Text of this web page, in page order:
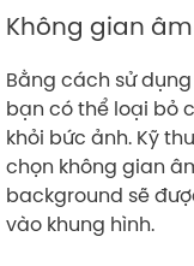
Không gian
Bằng cách sử
bạn có thể loại bỏ
khỏi bức ảnh. Kỹ
chọn không gian
background sẽ
vào khung hình.